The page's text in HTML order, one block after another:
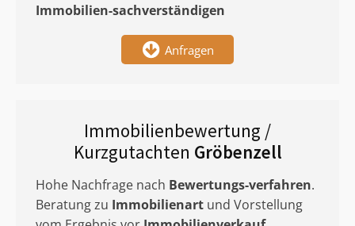
Immobilien-sachverständigen
Anfragen
Immobilienbewertung /
Kurzgutachten Gröbenzell
Hohe Nachfrage nach Bewertungs-verfahren.
Beratung zu Immobilienart und Vorstellung